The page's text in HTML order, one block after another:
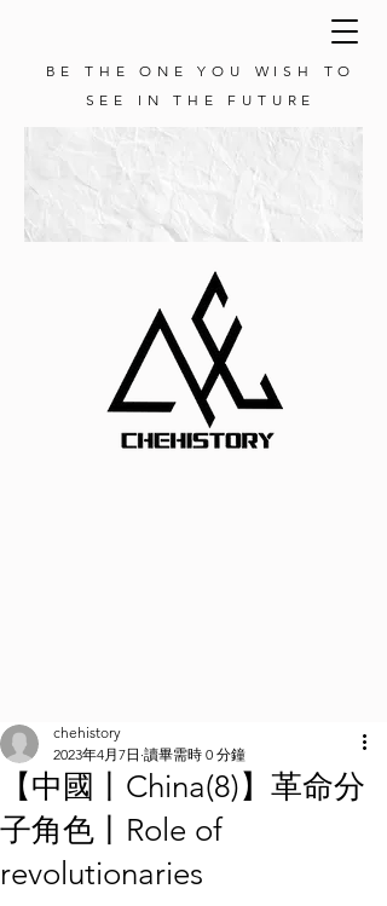
BE THE ONE YOU WISH TO
SEE IN THE FUTURE
【中國丨China(8)】革命分
子角色丨Role of
revolutionaries
chehistory
2023年4月7日 讀畢需時 0 分鐘